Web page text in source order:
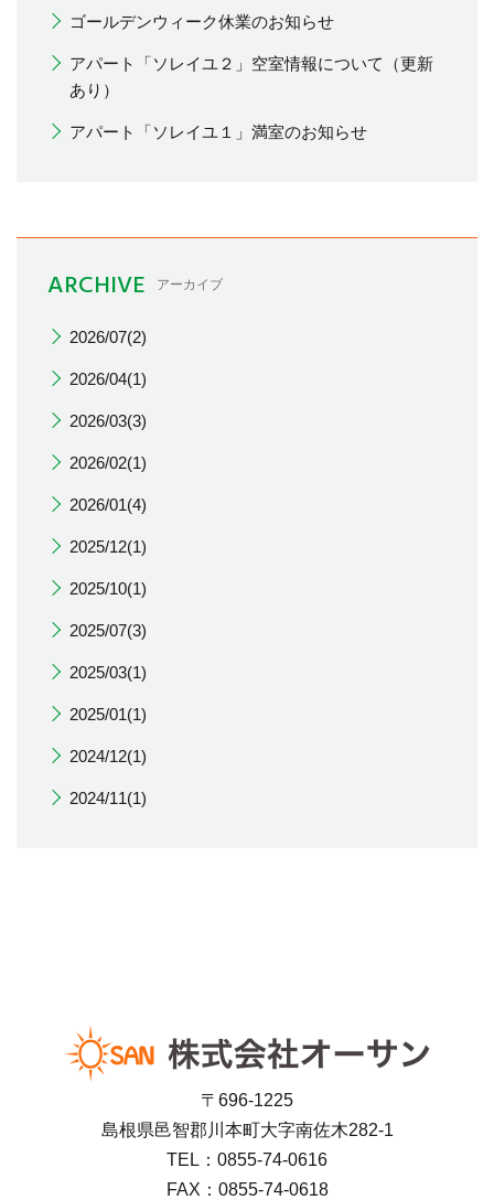
ゴールデンウィーク休業のお知らせ
アパート「ソレイユ２」空室情報について（更新
あり）
アパート「ソレイユ１」満室のお知らせ
ARCHIVE アーカイブ
2026/07(2)
2026/04(1)
2026/03(3)
2026/02(1)
2026/01(4)
2025/12(1)
2025/10(1)
2025/07(3)
2025/03(1)
2025/01(1)
2024/12(1)
2024/11(1)
〒696-1225
島根県邑智郡川本町大字南佐木282-1
TEL：0855-74-0616
FAX：0855-74-0618